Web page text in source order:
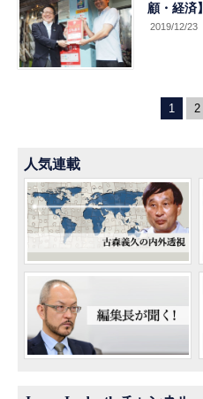
顧・経済】
2019/12/23
1 2
人気連載